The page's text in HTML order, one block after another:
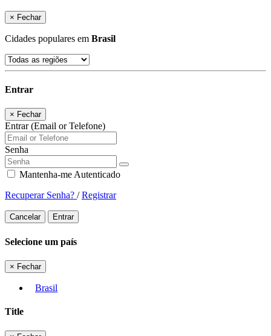
× Fechar
Cidades populares em Brasil
Entrar
× Fechar
Entrar (Email or Telefone)
Senha
Mantenha-me Autenticado
Recuperar Senha? /Registrar
Cancelar Entrar
Selecione um país
× Fechar
Brasil
Title